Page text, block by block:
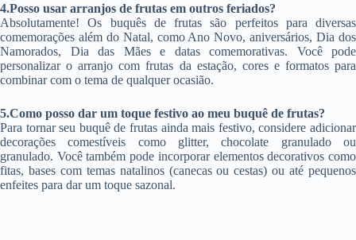
4.Posso usar arranjos de frutas em outros feriados?
Absolutamente! Os buquês de frutas são perfeitos para diversas
comemorações além do Natal, como Ano Novo, aniversários, Dia dos
Namorados, Dia das Mães e datas comemorativas. Você pode
personalizar o arranjo com frutas da estação, cores e formatos para
combinar com o tema de qualquer ocasião.
5.Como posso dar um toque festivo ao meu buquê de frutas?
Para tornar seu buquê de frutas ainda mais festivo, considere adicionar
decorações comestíveis como glitter, chocolate granulado ou
granulado. Você também pode incorporar elementos decorativos como
fitas, bases com temas natalinos (canecas ou cestas) ou até pequenos
enfeites para dar um toque sazonal.